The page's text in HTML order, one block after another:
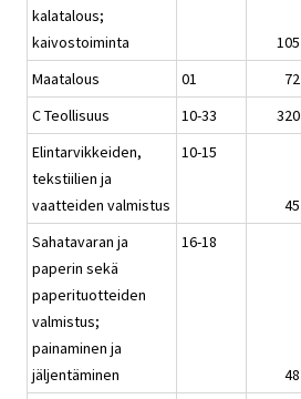
kalatalous;
kaivostoiminta
105
Maatalous
01 72
C Teollisuus
10-33 320
Elintarvikkeiden,
tekstiilien ja
vaatteiden valmistus
10-15
45
Sahatavaran ja
paperin sekä
paperituotteiden
valmistus;
painaminen ja
jäljentäminen
16-18
48